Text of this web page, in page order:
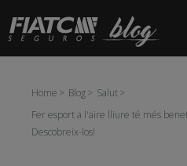
Salta al contingut principal
Home Blog
Salut
Fer esport a l'aire lliure té més
Descobreix-los!